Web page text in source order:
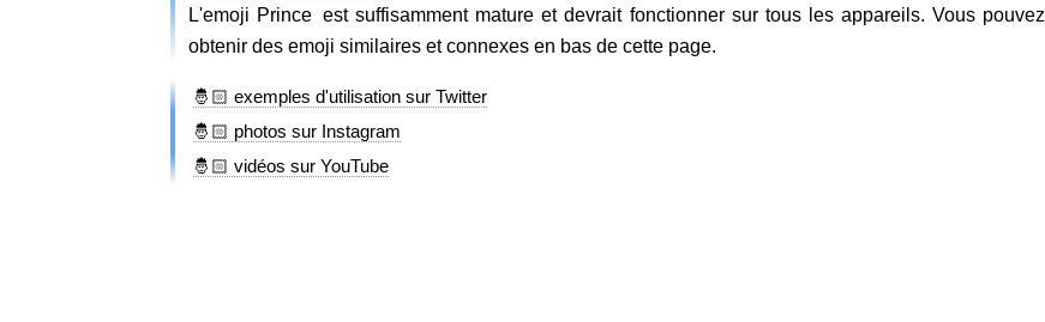
L'emoji Prince est suffisamment mature et devrait fonctionner sur tous les appareils. Vous pouvez
obtenir des emoji similaires et connexes en bas de cette page.
🤴🏻 exemples d'utilisation sur Twitter
🤴🏻 photos sur Instagram
🤴🏻 vidéos sur YouTube